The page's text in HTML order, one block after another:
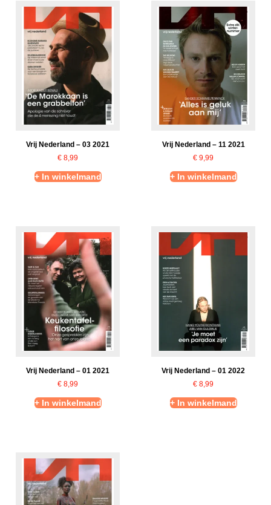
Vrij Nederland – 03 2021
€ 8,99
+ In winkelmand
Vrij Nederland – 11 2021
€ 9,99
+ In winkelmand
Vrij Nederland – 01 2021
€ 8,99
+ In winkelmand
Vrij Nederland – 01 2022
€ 8,99
+ In winkelmand